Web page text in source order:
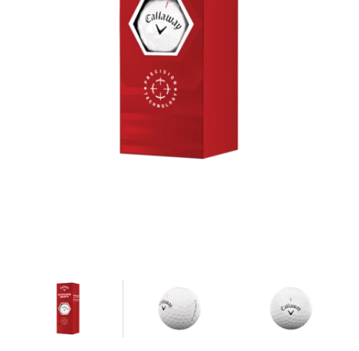
Oblečení
Boty
Rukavice
Bagy